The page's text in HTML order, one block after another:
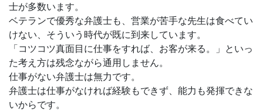
士が多数います。
ベテランで優秀な弁護士も、営業が苦手な先生は食べてい
けない、そういう時代が既に到来しています。
「コツコツ真面目に仕事をすれば、お客が来る。」といっ
た考え方は残念ながら通用しません。
仕事がない弁護士は無力です。
弁護士は仕事がなければ経験もできず、能力も発揮できな
いからです。